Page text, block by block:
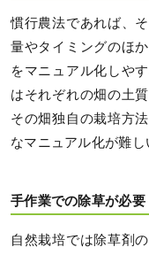
慣行農法であれば、
量やタイミングのほ
をマニュアル化しや
はそれぞれの畑の土
その畑独自の栽培方
なマニュアル化が難し
手作業での除草が必要
自然栽培では除草剤